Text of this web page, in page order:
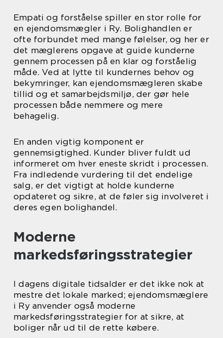
Empati og forståelse spiller en stor rolle for
en ejendomsmægler i Ry. Bolighandlen er
ofte forbundet med mange følelser, og her er
det mæglerens opgave at guide kunderne
gennem processen på en klar og forståelig
måde. Ved at lytte til kundernes behov og
bekymringer, kan ejendomsmægleren skabe
tillid og et samarbejdsmiljø, der gør hele
processen både nemmere og mere
behagelig.
En anden vigtig komponent er
gennemsigtighed. Kunder bliver fuldt ud
informeret om hver eneste skridt i processen.
Fra indledende vurdering til det endelige
salg, er det vigtigt at holde kunderne
opdateret og sikre, at de føler sig involveret i
deres egen bolighandel.
Moderne
markedsføringsstrategier
I dagens digitale tidsalder er det ikke nok at
mestre det lokale marked; ejendomsmæglere
i Ry anvender også moderne
markedsføringsstrategier for at sikre, at
boliger når ud til de rette købere.